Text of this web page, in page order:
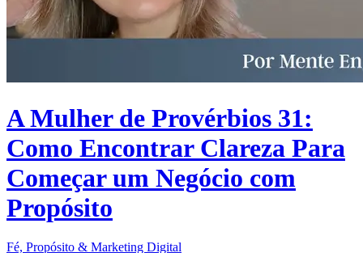
A Mulher de Provérbios 31:
Como Encontrar Clareza Para
Começar um Negócio com
Propósito
Fé, Propósito & Marketing Digital